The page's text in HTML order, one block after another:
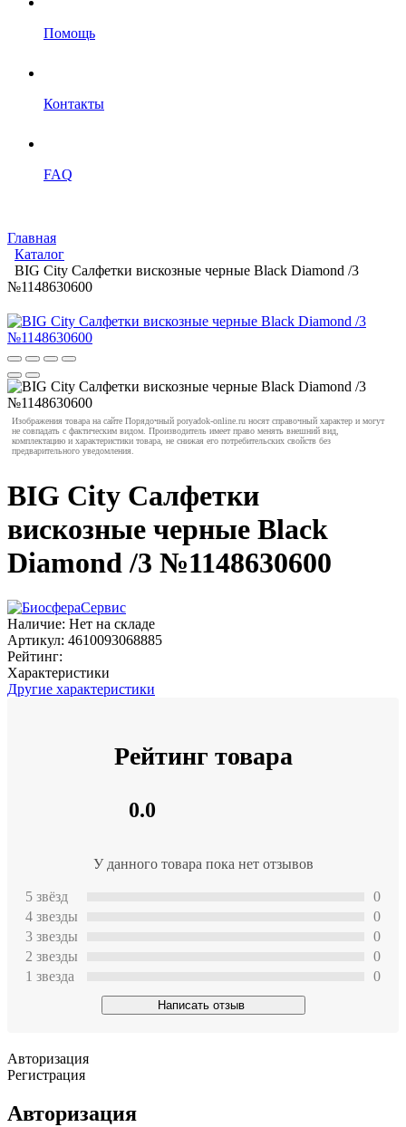
Помощь
Контакты
FAQ
Главная
Каталог
BIG City Салфетки вискозные черные Black Diamond /3
№1148630600
Изображения товара на сайте Порядочный poryadok-online.ru носят справочный характер и могут
не совпадать с фактическим видом. Производитель имеет право менять внешний вид,
комплектацию и характеристики товара, не снижая его потребительских свойств без
предварительного уведомления.
BIG City Салфетки
вискозные черные Black
Diamond /3 №1148630600
Наличие: Нет на складе
Артикул: 4610093068885
Рейтинг:
Характеристики
Другие характеристики
Рейтинг товара
0.0
У данного товара пока нет отзывов
5 звёзд
4 звeзды
3 звeзды
2 звeзды
1 звeзда
0
0
0
0
0
Написать отзыв
Авторизация
Регистрация
Авторизация